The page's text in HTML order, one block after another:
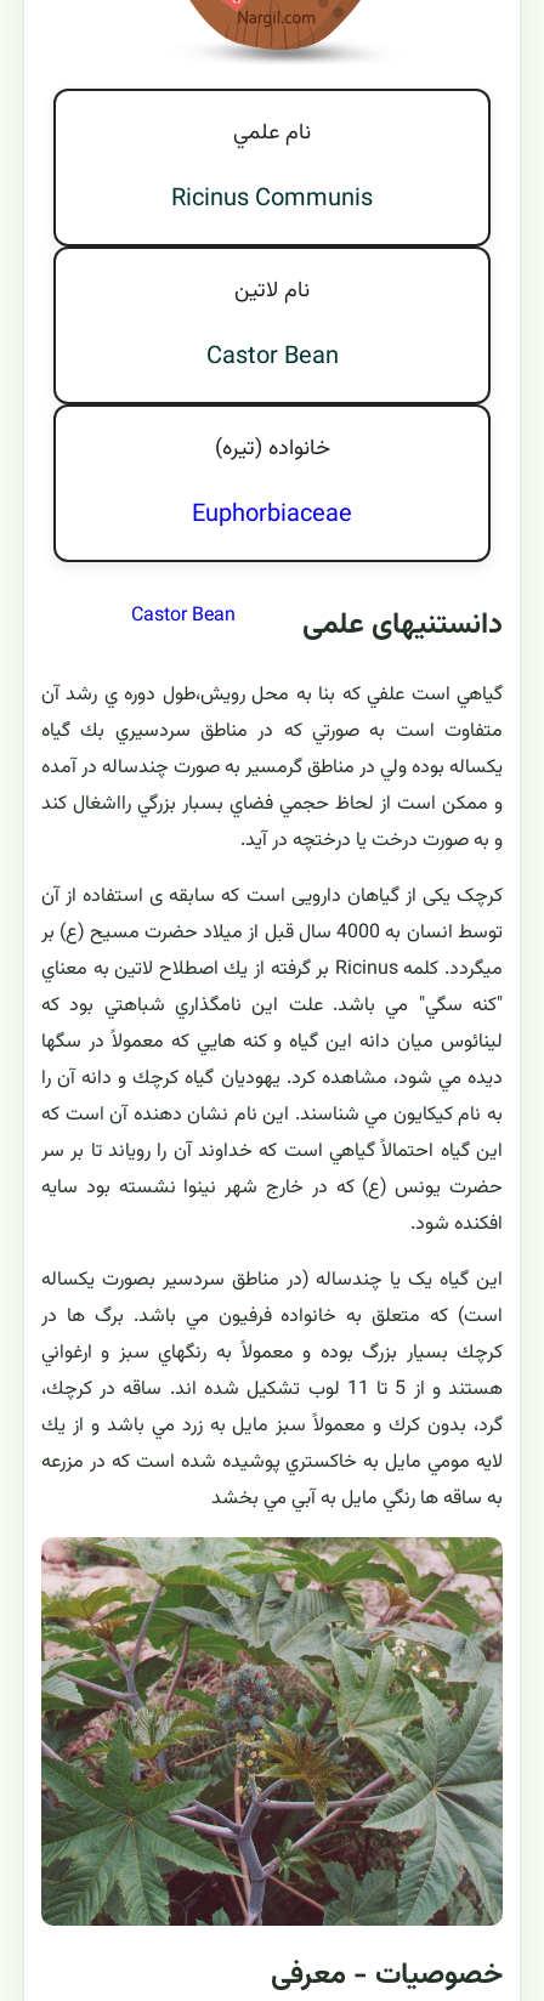
نام علمي
Ricinus Communis
نام لاتين
Castor Bean
خانواده (تيره)
Euphorbiaceae
Castor Bean دانستنیهای علمی
گياهي است علفي كه بنا به محل رويش،‌طول دوره ي رشد آن
متفاوت است به صورتي كه در مناطق سردسيري بك گياه
يكساله بوده ولي در مناطق گرمسير به صورت چندساله در آمده
و ممكن است از لحاظ حجمي فضاي بسبار بزرگي رااشغال كند
و به صورت درخت يا درختچه در آيد.
کرچک یکی از گیاهان دارویی است که سابقه ی استفاده از آن
توسط انسان به 4000 سال قبل از میلاد حضرت مسیح (ع) بر
میگردد. كلمه Ricinus بر گرفته از يك اصطلاح لاتين به معناي
"كنه سگي" مي باشد. علت اين نامگذاري شباهتي بود كه
لينائوس ميان دانه اين گياه و كنه هايي كه معمولاً در سگها
ديده مي شود، مشاهده كرد. يهوديان گياه كرچك و دانه آن را
به نام كيكايون مي شناسند. اين نام نشان دهنده آن است كه
اين گياه احتمالاً گياهي است كه خداوند آن را روياند تا بر سر
حضرت يونس (ع) كه در خارج شهر نينوا نشسته بود سايه
افكنده شود.
این گیاه یک یا چندساله (در مناطق سردسیر بصورت یکساله
است) که متعلق به خانواده فرفيون مي باشد. برگ ها در
كرچك بسيار بزرگ بوده و معمولاً به رنگهاي سبز و ارغواني
هستند و از 5 تا 11 لوب تشكيل شده اند. ساقه در كرچك،
گرد، بدون كرك و معمولاً سبز مايل به زرد مي باشد و از يك
لايه مومي مايل به خاكستري پوشيده شده است كه در مزرعه
به ساقه ها رنگي مايل به آبي مي بخشد
خصوصیات - معرفی